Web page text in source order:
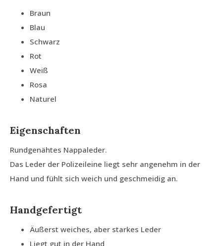
Braun
Blau
Schwarz
Rot
Weiß
Rosa
Naturel
Eigenschaften
Rundgenähtes Nappaleder.
Das Leder der Polizeileine liegt sehr angenehm in der
Hand und fühlt sich weich und geschmeidig an.
Handgefertigt
Äußerst weiches, aber starkes Leder
Liegt gut in der Hand